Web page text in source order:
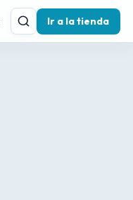
Buscar Ir a la tienda